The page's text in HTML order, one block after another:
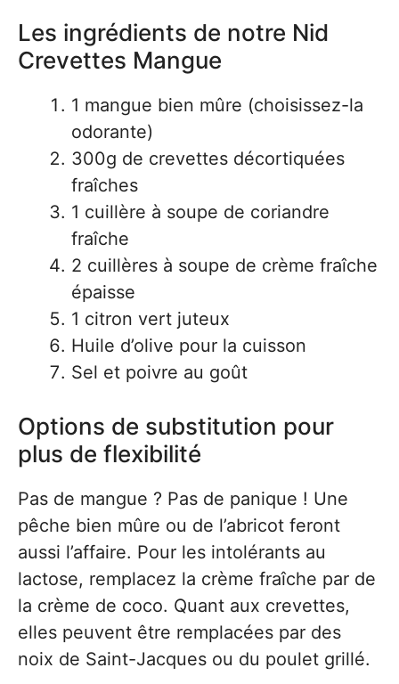
Les ingrédients de notre Nid
Crevettes Mangue
1 mangue bien mûre (choisissez-la
odorante)
300g de crevettes décortiquées
fraîches
1 cuillère à soupe de coriandre
fraîche
2 cuillères à soupe de crème fraîche
épaisse
1 citron vert juteux
Huile d’olive pour la cuisson
Sel et poivre au goût
Options de substitution pour
plus de flexibilité
Pas de mangue ? Pas de panique ! Une
pêche bien mûre ou de l’abricot feront
aussi l’affaire. Pour les intolérants au
lactose, remplacez la crème fraîche par de
la crème de coco. Quant aux crevettes,
elles peuvent être remplacées par des
noix de Saint-Jacques ou du poulet grillé.